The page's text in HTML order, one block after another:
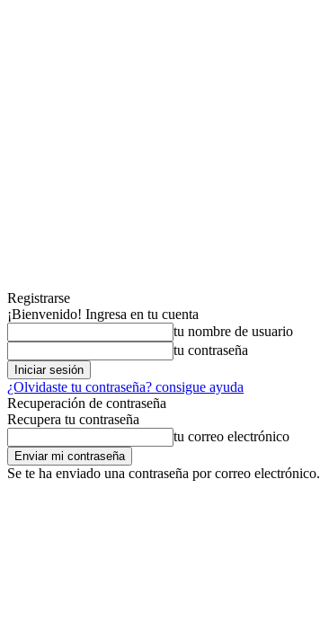
Registrarse
¡Bienvenido! Ingresa en tu cuenta
tu nombre de usuario
tu contraseña
¿Olvidaste tu contraseña? consigue ayuda
Recuperación de contraseña
Recupera tu contraseña
tu correo electrónico
Se te ha enviado una contraseña por correo electrónico.